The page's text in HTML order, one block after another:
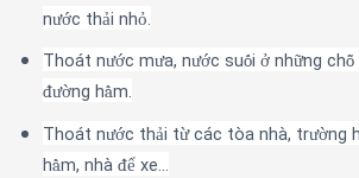
nước thải nhỏ.
Thoát nước mưa, nước suối ởnhững chỗ
đường hầm.
Thoát nước thải từcác tòa nhà, trường h
hầm, nhà đểxe…